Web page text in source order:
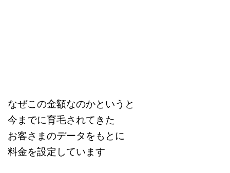
なぜこの金額なのかというと
今までに育毛されてきた
お客さまのデータをもとに
料金を設定しています